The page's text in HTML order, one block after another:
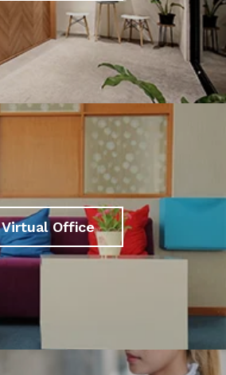
Virtual Office